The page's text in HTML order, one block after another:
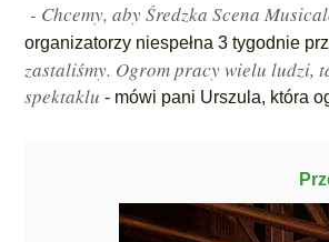
- Chcemy, aby Średzka Scena
organizatorzy niespełna 3 tygodnie
zastaliśmy. Ogrom pracy wielu ludzi,
spektaklu - mówi pani Urszula, która